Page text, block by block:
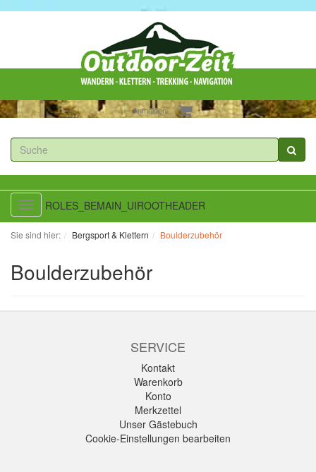
Anmelden
Toggle
navigation
ROLES_BEMAIN_UIROOTHEADER
Sie sind hier: Bergsport & Klettern Boulderzubehör
Boulderzubehör
SERVICE
Kontakt
Warenkorb
Konto
Merkzettel
Unser Gästebuch
Cookie-Einstellungen bearbeiten